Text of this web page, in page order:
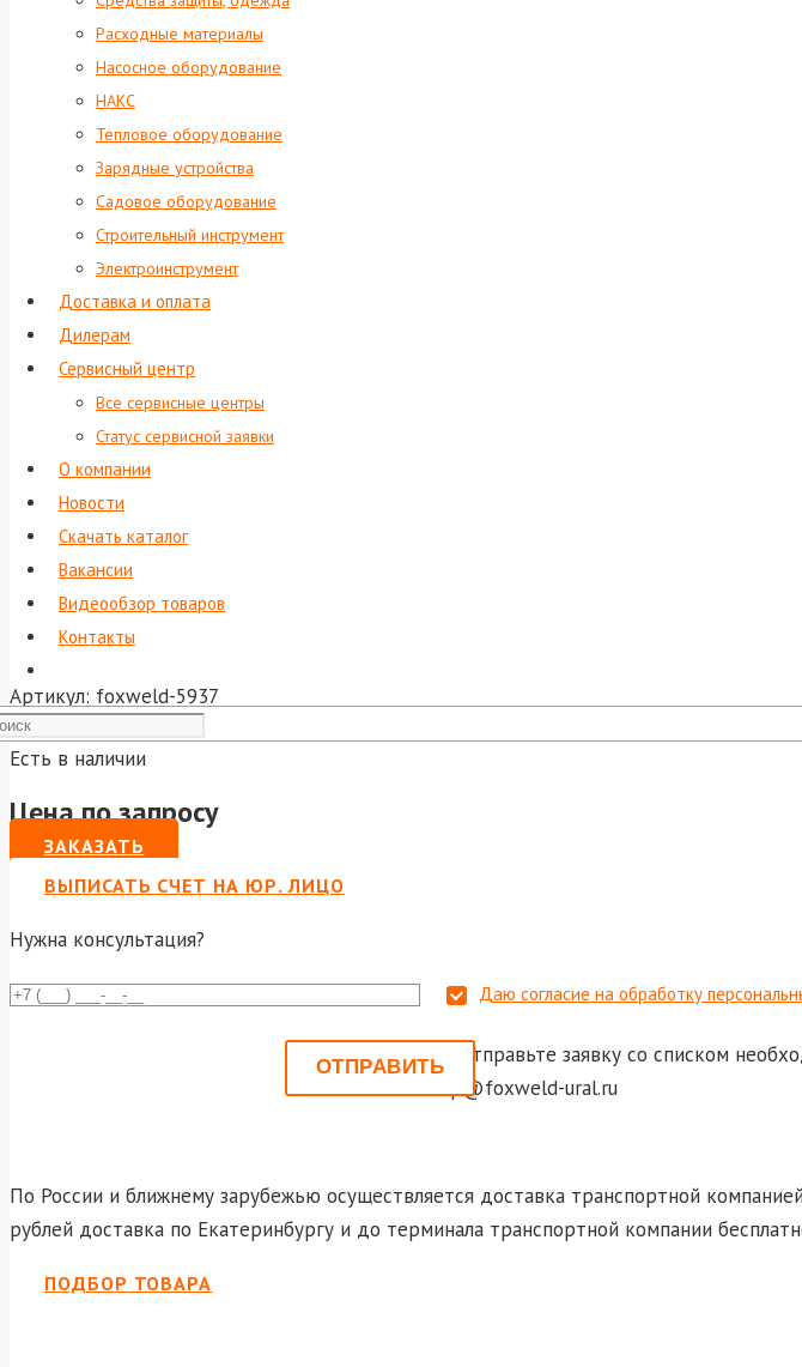
Расходные материалы
Насосное оборудование
НАКС
Тепловое оборудование
Зарядные устройства
Садовое оборудование
Строительный инструмент
Электроинструмент
Доставка и оплата
Дилерам
Сервисный центр
Все сервисные центры
Статус сервисной заявки
О компании
Новости
Скачать каталог
Вакансии
Видеообзор товаров
Контакты
Артикул: foxweld-5937
Есть в наличии
Цена по запросу
ЗАКАЗАТЬ
ВЫПИСАТЬ СЧЕТ НА ЮР. ЛИЦО
Нужна консультация?
Даю согласие на обработку
Или отправьте заявку со списком
shop@foxweld-ural.ru
По России и ближнему зарубежью осуществляется доставка транспортной
рублей доставка по Екатеринбургу и до терминала транспортной компании
ПОДБОР ТОВАРА